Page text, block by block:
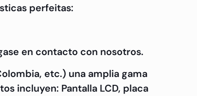
perfeitas:
en contacto con nosotros.
etc.) una amplia gama
incluyen: Pantalla LCD, placa